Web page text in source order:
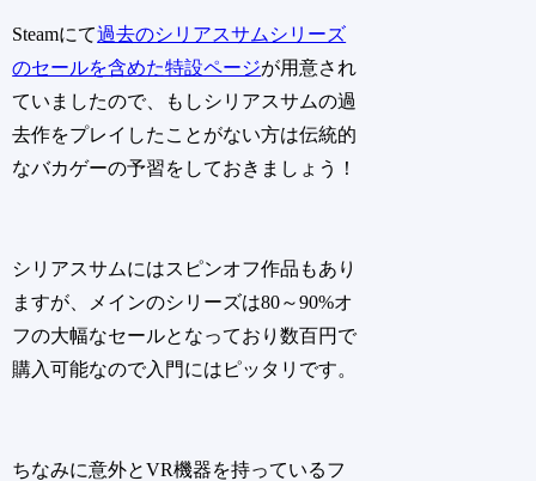
Steamにて過去のシリアスサムシリーズ
のセールを含めた特設ページが用意され
ていましたので、もしシリアスサムの過
去作をプレイしたことがない方は伝統的
なバカゲーの予習をしておきましょう！
シリアスサムにはスピンオフ作品もあり
ますが、メインのシリーズは80～90%オ
フの大幅なセールとなっており数百円で
購入可能なので入門にはピッタリです。
ちなみに意外とVR機器を持っているフ